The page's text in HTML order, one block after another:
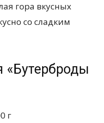
гора вкусных
со сладким
«Бутерброды
г